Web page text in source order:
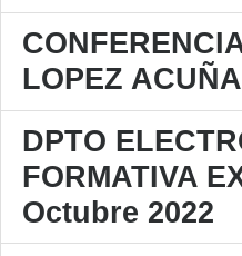
LOPEZ ACUÑA
DPTO
FORMATIVA
Octubre 2022